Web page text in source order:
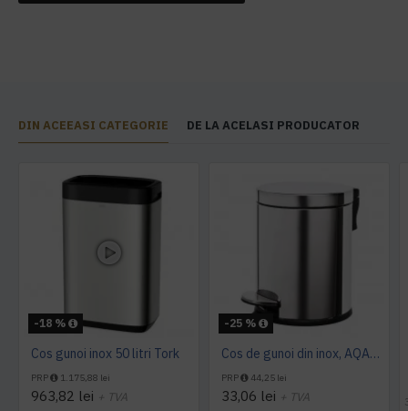
DIN ACEEASI CATEGORIE DE LA ACELASI PRODUCATOR
-18 %
Cos gunoi inox 50 litri Tork
PRP 1.175,88 lei
963,82 lei + TVA
-25 %
Cos de gunoi din inox, AQAS 5L
PRP 44,25 lei
33,06 lei + TVA